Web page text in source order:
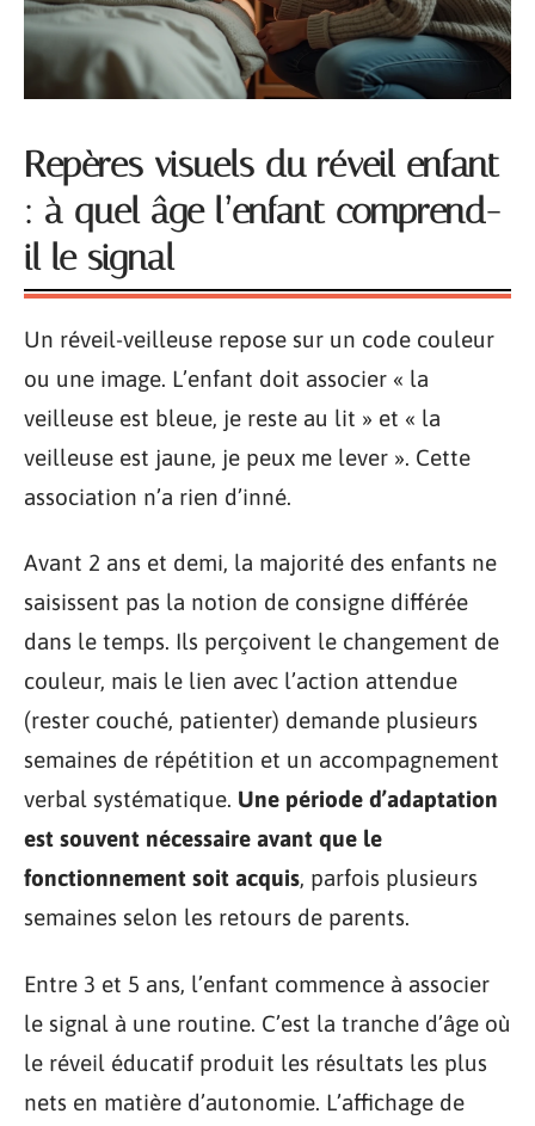
Repères visuels du réveil enfant
: à quel âge l’enfant comprend-
il le signal
Un réveil-veilleuse repose sur un code couleur
ou une image. L’enfant doit associer « la
veilleuse est bleue, je reste au lit » et « la
veilleuse est jaune, je peux me lever ». Cette
association n’a rien d’inné.
Avant 2 ans et demi, la majorité des enfants ne
saisissent pas la notion de consigne différée
dans le temps. Ils perçoivent le changement de
couleur, mais le lien avec l’action attendue
(rester couché, patienter) demande plusieurs
semaines de répétition et un accompagnement
verbal systématique. Une période d’adaptation
est souvent nécessaire avant que le
fonctionnement soit acquis, parfois plusieurs
semaines selon les retours de parents.
Entre 3 et 5 ans, l’enfant commence à associer
le signal à une routine. C’est la tranche d’âge où
le réveil éducatif produit les résultats les plus
nets en matière d’autonomie. L’affichage de